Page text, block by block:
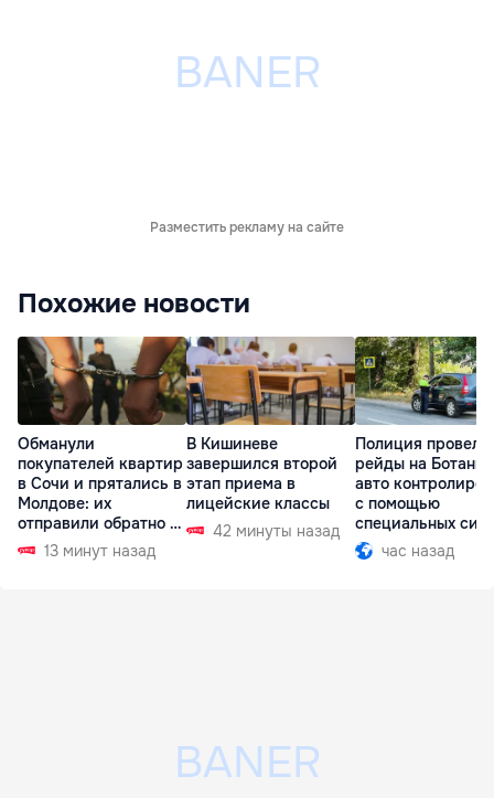
Разместить рекламу на сайте
Похожие новости
Обманули
покупателей квартир
в Сочи и прятались в
Молдове: их
отправили обратно в
РФ 13 минут назад
В Кишиневе
завершился второй
этап приема в
лицейские классы
42 минуты назад
Полиция провела
рейды на
авто
с помощью
специальных
час назад